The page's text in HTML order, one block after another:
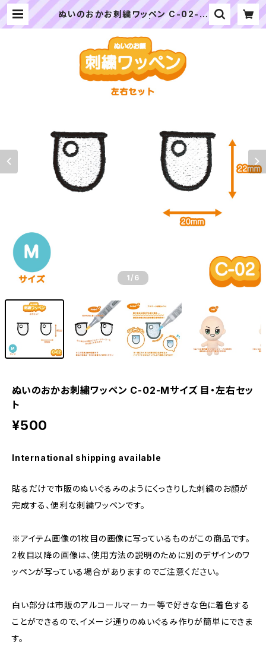
ぬいのおかお刺繍ワッペン C-02-M
サイズ 目・左右セット | ぬいぐるみの
販専門店
1 /6
ぬいのおかお刺繍ワッペン C-02-Mサイズ 目・左右セッ
ト
¥500
International shipping available
貼るだけで市販のぬいぐるみのようにくっきりした刺繍のお顔が
完成する、便利な刺繍ワッペンです。
※アイテム画像の1枚目の画像に写っているものがこの商品です。
2枚目以降の画像は、使用方法の説明のために別のデザインのワ
ッペンが写っている場合がありますのでご注意ください。
白い部分は市販のアルコールマーカー等で好きな色に着色する
ことができるので、イメージ通りのぬいぐるみ作りが簡単にできま
す。